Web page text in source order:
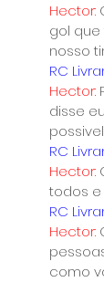
Hector:
gol
nosso
RC
Hector:
disse
possivel.
RC
Hector:
todos
RC
Hector:
como